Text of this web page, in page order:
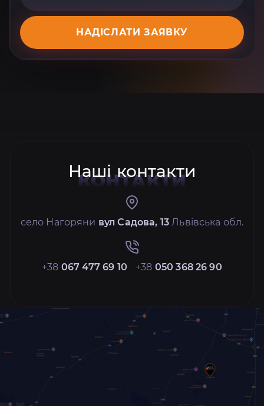
НАДІСЛАТИ ЗАЯВКУ
Наші контакти
КОНТАКТИ
село Нагоряни вул Садова, 13 Львівська обл.
+38 067 477 69 10 +38 050 368 26 90